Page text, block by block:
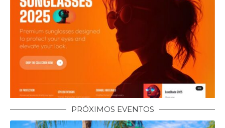
PRÓXIMOS EVENTOS